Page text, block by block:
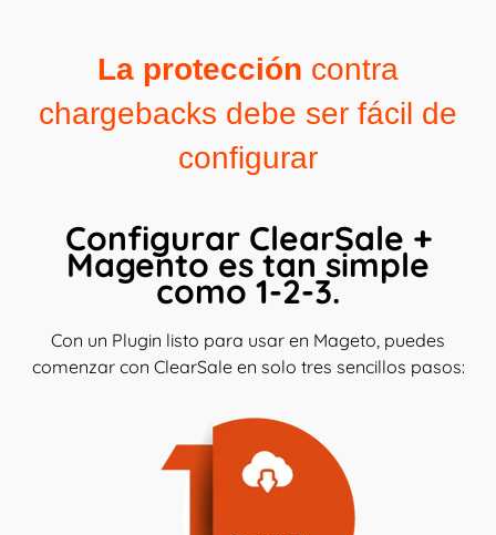
La protección contra
chargebacks debe ser fácil de
configurar
Configurar ClearSale +
Magento es tan simple
como 1-2-3.
Con un Plugin listo para usar en Mageto, puedes
comenzar con ClearSale en solo tres sencillos pasos: